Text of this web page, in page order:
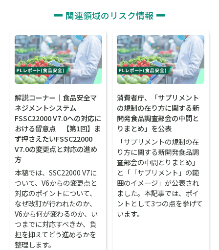
関連領域のリスク情報
解説コーナー｜食品安全マ
ネジメントシステム
FSSC22000 V7.0への対応に
おける留意点 【第1回】ま
ず押さえたいFSSC22000
V7.0の変更点と対応の進め
方
本稿では、SSC22000 V7に
ついて、V6からの変更点と
対応のポイントについて、
なぜ改訂が行われたのか、
V6から何が変わるのか、い
つまでに対応すべきか、負
担を抑えてどう進めるかを
整理します。
消費者庁、「サプリメント
の規制の在り方に関する新
開発食品調査部会の中間と
りまとめ」を公表
「サプリメントの規制の在
り方に関する新開発食品調
査部会の中間とりまとめ」
と「「サプリメント」の範
囲のイメージ」が公表され
ました。本記事では、ポイ
ントとして3つの点を挙げて
います。